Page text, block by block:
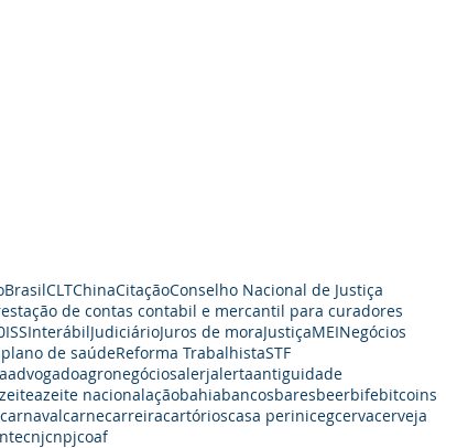
BrasilCLTChinaCitaçãoConselho Nacional de Justiça
de contas contabil e mercantil para curadores
ISSInterábilJudiciárioJuros de moraJustiçaMEINegócios
de saúdeReforma TrabalhistaSTF
advogadoagronegóciosalerjalertaantiguidade
azeite nacionalaçãobahiabancosbaresbeerbifebitcoins
carnavalcarnecarreiracartórioscasa perinicegcervacerveja
cnjcnpjcoaf